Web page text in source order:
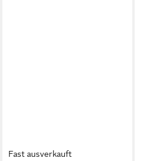
Fast ausverkauft